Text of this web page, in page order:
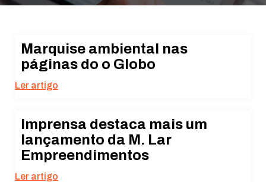
Marquise ambiental nas
páginas do o Globo
Ler artigo
Imprensa destaca mais um
lançamento da M. Lar
Empreendimentos
Ler artigo